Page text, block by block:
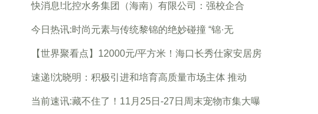
快消息!北控水务集团（海南）有限公司：强校企合
今日热讯:时尚元素与传统黎锦的绝妙碰撞 “锦·无
【世界聚看点】12000元/平方米！海口长秀仕家安居房
速递!沈晓明：积极引进和培育高质量市场主体 推动
当前速讯:藏不住了！11月25日-27日周末宠物市集大曝